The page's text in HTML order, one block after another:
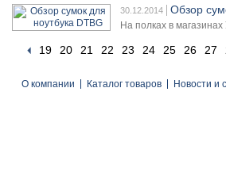
30.12.2014 Обзор
На полках в
19 20 21 22 23 24 25 26 27
О компании Каталог товаров Новости и